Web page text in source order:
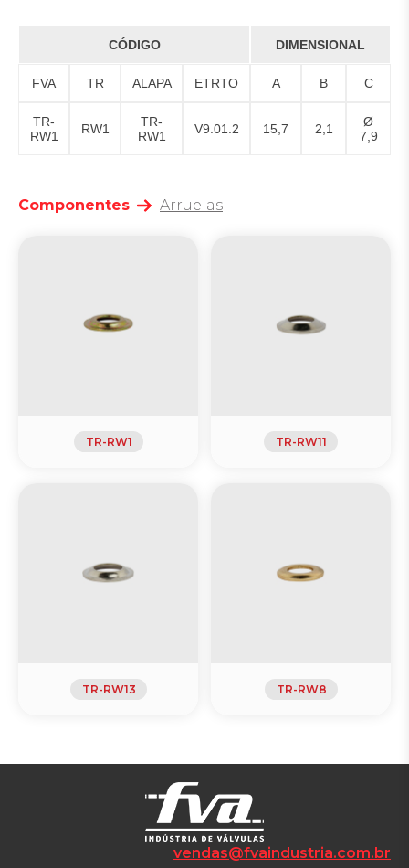
CÓDIGO DIMENSIONAL
FVA TR ALAPA ETRTO A B C
TR-
RW1
RW1
TR-
RW1
V9.01.2 15,7 2,1
Ø
7,9
Componentes Arruelas
TR-RW1 TR-RW11
TR-RW13 TR-RW8
vendas@fvaindustria.com.br